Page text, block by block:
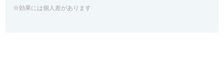
※効果には個人差があります